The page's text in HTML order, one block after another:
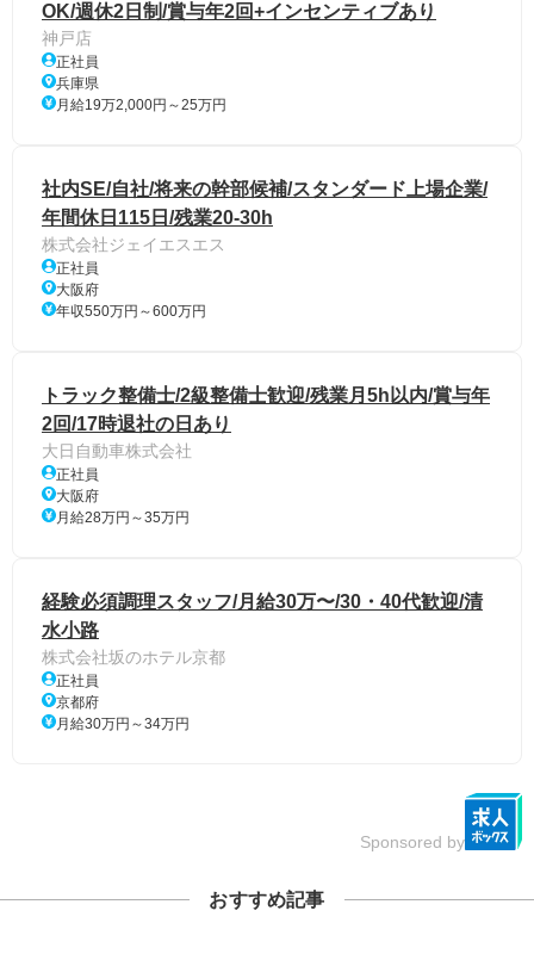
OK/週休2日制/賞与年2回+インセンティブあり
神戸店
正社員
兵庫県
月給19万2,000円～25万円
社内SE/自社/将来の幹部候補/スタンダード上場企業/
年間休日115日/残業20-30h
株式会社ジェイエスエス
正社員
大阪府
年収550万円～600万円
トラック整備士/2級整備士歓迎/残業月5h以内/賞与年
2回/17時退社の日あり
大日自動車株式会社
正社員
大阪府
月給28万円～35万円
経験必須調理スタッフ/月給30万〜/30・40代歓迎/清
水小路
株式会社坂のホテル京都
正社員
京都府
月給30万円～34万円
Sponsored by
おすすめ記事